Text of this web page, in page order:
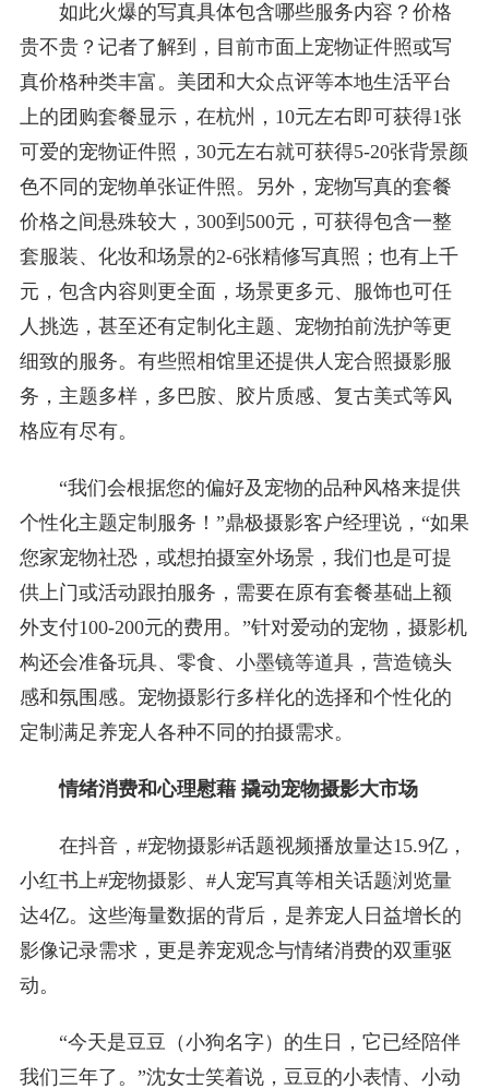
如此火爆的写真具体包含哪些服务内容？价格
贵不贵？记者了解到，目前市面上宠物证件照或写
真价格种类丰富。美团和大众点评等本地生活平台
上的团购套餐显示，在杭州，10元左右即可获得1张
可爱的宠物证件照，30元左右就可获得5-20张背景颜
色不同的宠物单张证件照。另外，宠物写真的套餐
价格之间悬殊较大，300到500元，可获得包含一整
套服装、化妆和场景的2-6张精修写真照；也有上千
元，包含内容则更全面，场景更多元、服饰也可任
人挑选，甚至还有定制化主题、宠物拍前洗护等更
细致的服务。有些照相馆里还提供人宠合照摄影服
务，主题多样，多巴胺、胶片质感、复古美式等风
格应有尽有。
“我们会根据您的偏好及宠物的品种风格来提供
个性化主题定制服务！”鼎极摄影客户经理说，“如果
您家宠物社恐，或想拍摄室外场景，我们也是可提
供上门或活动跟拍服务，需要在原有套餐基础上额
外支付100-200元的费用。”针对爱动的宠物，摄影机
构还会准备玩具、零食、小墨镜等道具，营造镜头
感和氛围感。宠物摄影行多样化的选择和个性化的
定制满足养宠人各种不同的拍摄需求。
情绪消费和心理慰藉 撬动宠物摄影大市场
在抖音，#宠物摄影#话题视频播放量达15.9亿，
小红书上#宠物摄影、#人宠写真等相关话题浏览量
达4亿。这些海量数据的背后，是养宠人日益增长的
影像记录需求，更是养宠观念与情绪消费的双重驱
动。
“今天是豆豆（小狗名字）的生日，它已经陪伴
我们三年了。”沈女士笑着说，豆豆的小表情、小动